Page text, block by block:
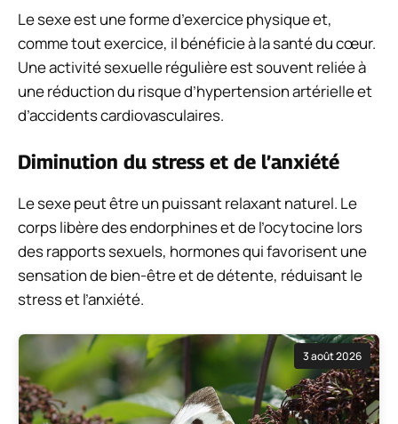
Le sexe est une forme d’exercice physique et,
comme tout exercice, il bénéficie à la santé du cœur.
Une activité sexuelle régulière est souvent reliée à
une réduction du risque d’hypertension artérielle et
d’accidents cardiovasculaires.
Diminution du stress et de l’anxiété
Le sexe peut être un puissant relaxant naturel. Le
corps libère des endorphines et de l’ocytocine lors
des rapports sexuels, hormones qui favorisent une
sensation de bien-être et de détente, réduisant le
stress et l’anxiété.
3 août 2026